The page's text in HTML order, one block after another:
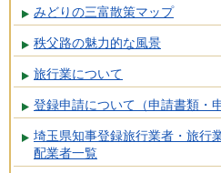
みどりの三富散策マップ
秩父路の魅力的な風景
旅行業について
登録申請について（申請書類・
埼玉県知事登録旅行業者・旅行
配業者一覧